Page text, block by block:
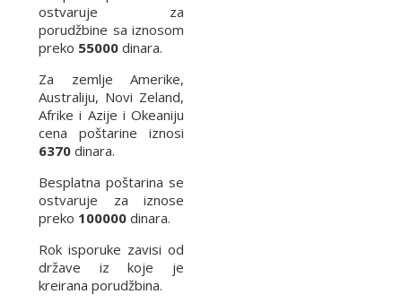
ostvaruje za
porudžbine sa iznosom
preko 55000 dinara.
Za zemlje Amerike,
Australiju, Novi Zeland,
Afrike i Azije i Okeaniju
cena poštarine iznosi
6370 dinara.
Besplatna poštarina se
ostvaruje za iznose
preko 100000 dinara.
Rok isporuke zavisi od
države iz koje je
kreirana porudžbina.